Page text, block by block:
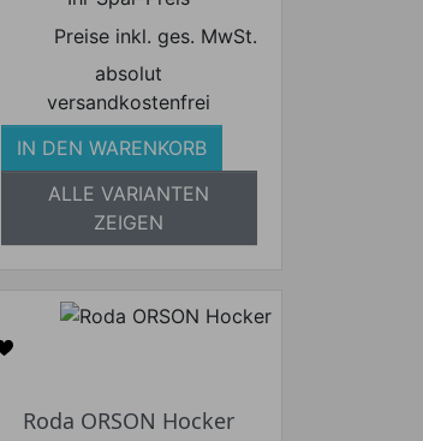
Preise inkl. ges. MwSt.
absolut
versandkostenfrei
IN DEN WARENKORB
ALLE VARIANTEN
ZEIGEN
Roda ORSON Hocker